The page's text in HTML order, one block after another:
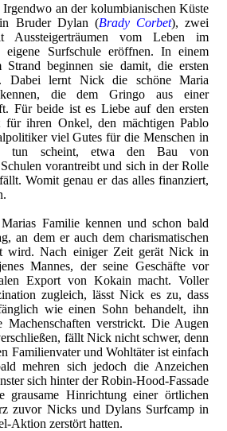
an der kolumbianischen Küste
Bruder Dylan (Brady Corbet), zwei
Aussteigerträumen vom Leben im
eigene Surfschule eröffnen. In einem
Strand beginnen sie damit, die ersten
Dabei lernt Nick die schöne Maria
die dem Gringo aus einer
Für beide ist es Liebe auf den ersten
ihren Onkel, den mächtigen Pablo
viel Gutes für die Menschen in
tun scheint, etwa den Bau von
vorantreibt und sich in der Rolle
Womit genau er das alles finanziert,
Familie kennen und schon bald
an dem er auch dem charismatischen
wird. Nach einiger Zeit gerät Nick in
Mannes, der seine Geschäfte vor
Export von Kokain macht. Voller
zugleich, lässt Nick es zu, dass
wie einen Sohn behandelt, ihn
Machenschaften verstrickt. Die Augen
fällt Nick nicht schwer, denn
Familienvater und Wohltäter ist einfach
mehren sich jedoch die Anzeichen
sich hinter der Robin-Hood-Fassade
grausame Hinrichtung einer örtlichen
zuvor Nicks und Dylans Surfcamp in
Aktion zerstört hatten.